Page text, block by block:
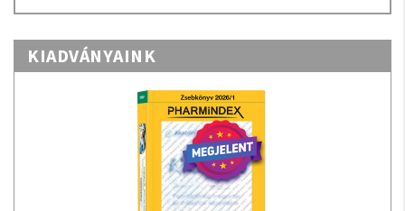
KIADVÁNYAINK